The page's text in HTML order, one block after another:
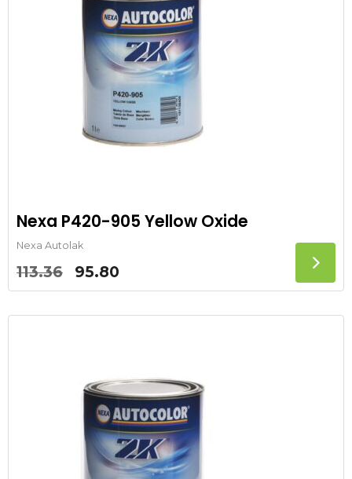
Nexa P420-905 Yellow Oxide
Nexa Autolak
113.36
Oorspronkelijke
prijs
was:
95.80
prijs
is: